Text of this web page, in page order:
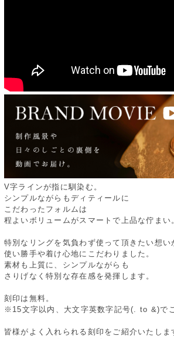
V字ラインが指に馴染む。
シンプルながらもディティールに
こだわったフォルムは
程よいボリュームがスマートで上品な佇まい
特別なリングを気負わず使って頂きたい想い
使い勝手や着け心地にこだわりました。
素材も上質に、シンプルながらも
さりげなく特別な存在感を発揮します。
刻印は無料。
※15文字以内、大文字英数字記号(. to &)で
皆様がよく入れられる刻印をご紹介いたしま